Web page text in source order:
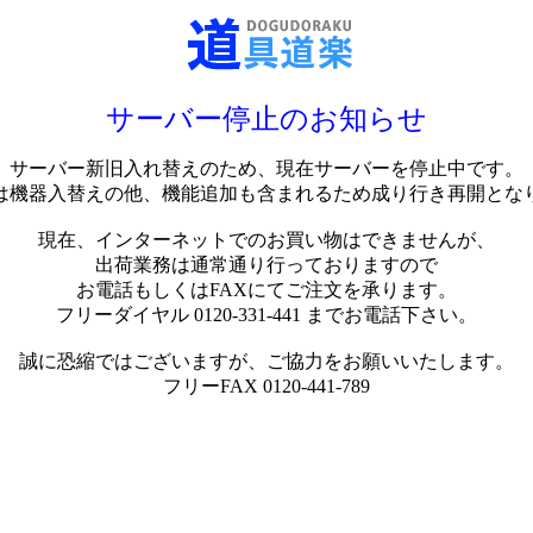
サーバー停止のお知らせ
サーバー新旧入れ替えのため、現在サーバーを停止中です。
機器入替えの他、機能追加も含まれるため成り行き再開とな
現在、インターネットでのお買い物はできませんが、
出荷業務は通常通り行っておりますので
お電話もしくはFAXにてご注文を承ります。
フリーダイヤル 0120-331-441 までお電話下さい。
誠に恐縮ではございますが、ご協力をお願いいたします。
フリーFAX 0120-441-789